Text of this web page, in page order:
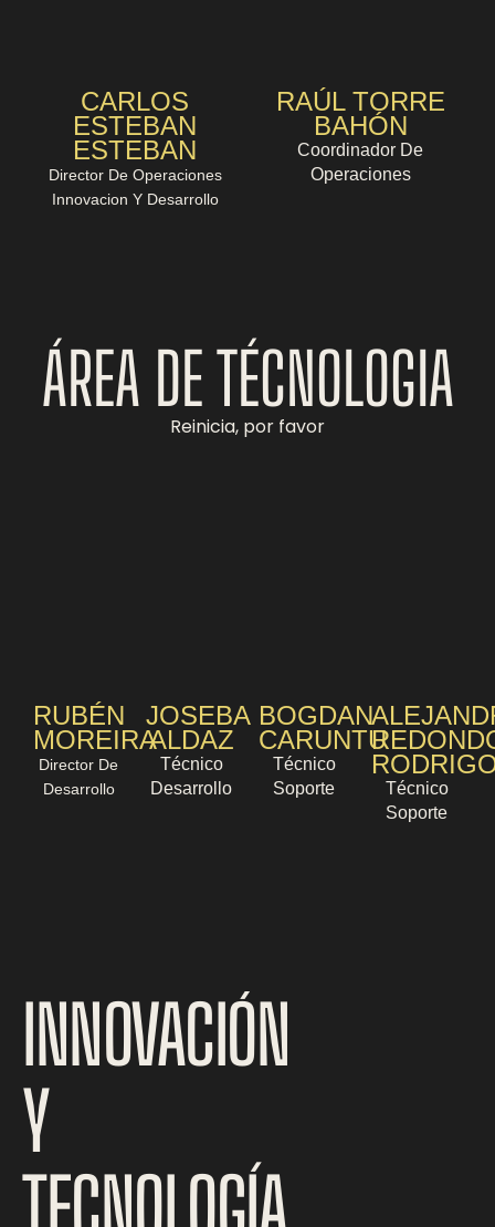
CARLOS
ESTEBAN
ESTEBAN
Director De Operaciones
Innovacion Y Desarrollo
RAÚL TORRE
BAHÓN
Coordinador De
Operaciones
ÁREA DE TÉCNOLOGIA
Reinicia, por favor
RUBÉN
MOREIRA
Director De
Desarrollo
JOSEBA
ALDAZ
Técnico
Desarrollo
BOGDAN
CARUNTU
Técnico
Soporte
Técnico
Soporte
INNOVACIÓN
Y
TECNOLOGÍA